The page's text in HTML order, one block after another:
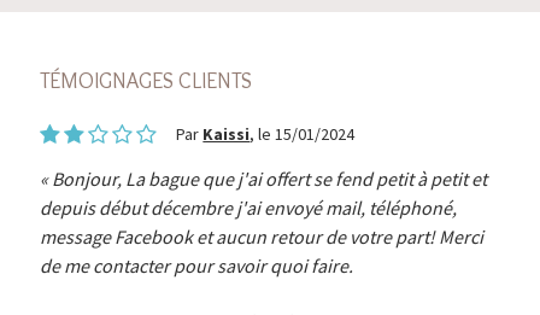
TÉMOIGNAGES CLIENTS
Par Kaissi, le 15/01/2024
Bonjour, La bague que j'ai offert se fend petit à petit et
depuis début décembre j'ai envoyé mail, téléphoné,
message Facebook et aucun retour de votre part! Merci
de me contacter pour savoir quoi faire.